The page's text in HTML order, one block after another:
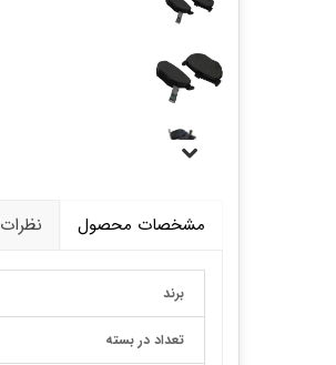
مشخصات محصول نظرات
برند
تعداد در بسته